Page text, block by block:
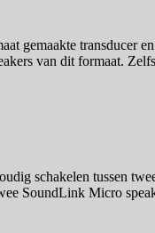
gemaakte transducer
van dit formaat.
schakelen tussen
SoundLink Micro